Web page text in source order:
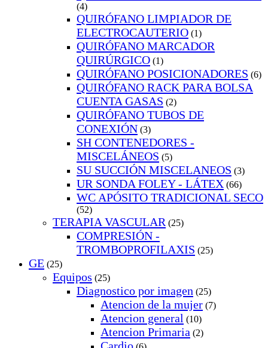
(4)
QUIRÓFANO LIMPIADOR DE
ELECTROCAUTERIO (1)
QUIRÓFANO MARCADOR
QUIRÚRGICO (1)
QUIRÓFANO POSICIONADORES (6)
QUIRÓFANO RACK PARA BOLSA
CUENTA GASAS (2)
QUIRÓFANO TUBOS DE
CONEXIÓN (3)
SH CONTENEDORES -
MISCELÁNEOS (5)
SU SUCCIÓN MISCELANEOS (3)
UR SONDA FOLEY - LÁTEX (66)
WC APÓSITO TRADICIONAL SECO
(52)
TERAPIA VASCULAR (25)
COMPRESIÓN -
TROMBOPROFILAXIS (25)
GE (25)
Equipos (25)
Diagnostico por imagen (25)
Atencion de la mujer (7)
Atencion general (10)
Atencion Primaria (2)